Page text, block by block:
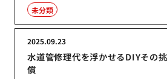
未分類
水道管修理代を浮かせるDIYその
償
2025.09.23